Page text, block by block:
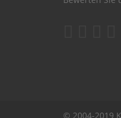
© 2004-2019